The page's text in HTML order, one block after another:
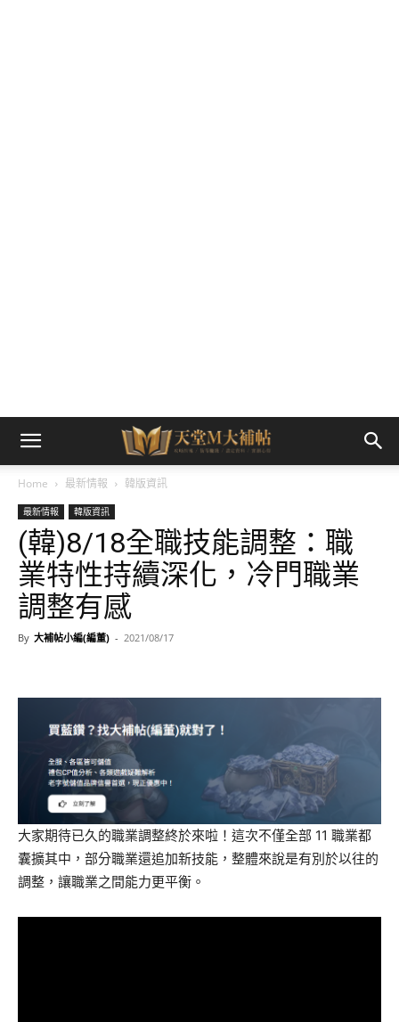
Home 最新情報 韓版資訊
最新情報 韓版資訊
(韓)8/18全職技能調整：職
業特性持續深化，冷門職業
調整有感
By 大補帖小編(編董) - 2021/08/17
大家期待已久的職業調整終於來啦！這次不僅全部 11 職業都
囊擴其中，部分職業還追加新技能，整體來說是有別於以往的
調整，讓職業之間能力更平衡。